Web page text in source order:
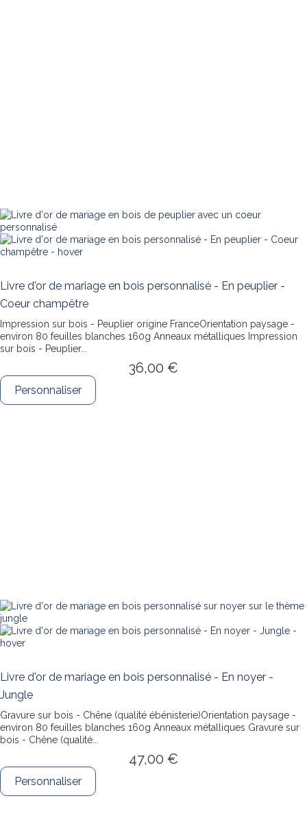
Livre d'or de mariage en bois personnalisé - En peuplier -
Coeur champêtre
Impression sur bois - Peuplier origine FranceOrientation paysage -
environ 80 feuilles blanches 160g Anneaux métalliques Impression
sur bois - Peuplier...
36,00 €
Personnaliser
Livre d'or de mariage en bois personnalisé - En noyer -
Jungle
Gravure sur bois - Chêne (qualité ébénisterie)Orientation paysage -
environ 80 feuilles blanches 160g Anneaux métalliques Gravure sur
bois - Chêne (qualité...
47,00 €
Personnaliser